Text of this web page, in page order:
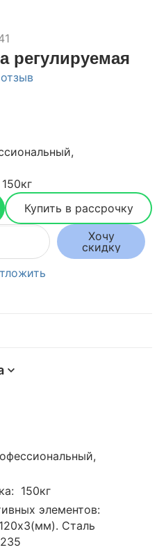
регулируемая
Купить в рассрочку
Хочу
скидку
150кг
элементов:
Сталь